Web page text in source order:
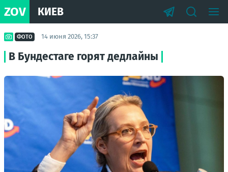
ZOV КИЕВ
ФОТО 14 июня 2026, 15:37
В Бундестаге горят дедлайны